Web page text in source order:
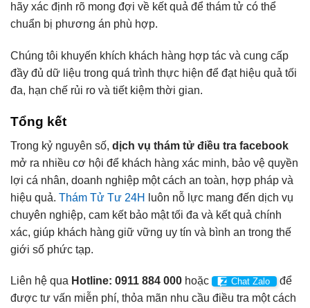
hãy xác định rõ mong đợi về kết quả để thám tử có thể
chuẩn bị phương án phù hợp.
Chúng tôi khuyến khích khách hàng hợp tác và cung cấp
đầy đủ dữ liệu trong quá trình thực hiện để đạt hiệu quả tối
đa, hạn chế rủi ro và tiết kiệm thời gian.
Tổng kết
Trong kỷ nguyên số, dịch vụ thám tử điều tra facebook
mở ra nhiều cơ hội để khách hàng xác minh, bảo vệ quyền
lợi cá nhân, doanh nghiệp một cách an toàn, hợp pháp và
hiệu quả. Thám Tử Tư 24H
luôn nỗ lực mang đến dịch vụ
chuyên nghiệp, cam kết bảo mật tối đa và kết quả chính
xác, giúp khách hàng giữ vững uy tín và bình an trong thế
giới số phức tạp.
Liên hệ qua Hotline: 0911 884 000 hoặc Chat Zalo
để
được tư vấn miễn phí, thỏa mãn nhu cầu điều tra một cách